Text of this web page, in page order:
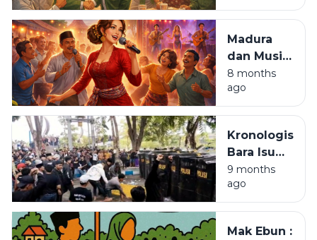
GEGERAN
GERGERAN
Madura
dan Musik
Dangdut
8 months
ago
Kronologis
Bara Isu
Pilkades
Sampang:
Dari
hingga
9 months
ago
Mak Ebun :